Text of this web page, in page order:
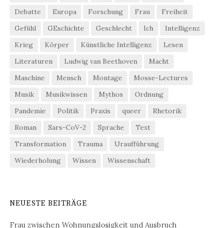
Debatte
Europa Forschung Frau
Freiheit
Gefühl
GEschichte Geschlecht Ich
Intelligenz
Krieg
Körper Künstliche Intelligenz
Lesen
Literaturen
Ludwig van Beethoven
Macht
Maschine
Mensch Montage
Mosse-Lectures
Musik
Musikwissen Mythos
Ordnung
Pandemie
Politik Praxis queer
Rhetorik
Roman
Sars-CoV-2 Sprache
Text
Transformation
Trauma
Uraufführung
Wiederholung
Wissen Wissenschaft
NEUESTE BEITRÄGE
Frau zwischen Wohnungslosigkeit und Ausbruch